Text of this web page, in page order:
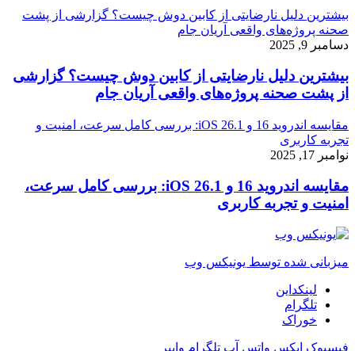
بیشترین دلیل نارضایتی از کابین دوش چیست؟ گزارشی از پشت
صحنه پروژه‌های واقعی آریان جام
دسامبر 9, 2025
بیشترین دلیل نارضایتی از کابین دوش چیست؟ گزارشی
از پشت صحنه پروژه‌های واقعی آریان جام
مقایسه اندروید 16 و iOS 26.1: بررسی کامل سرعت، امنیت و
تجربه کاربری
نوامبر 17, 2025
مقایسه اندروید 16 و iOS 26.1: بررسی کامل سرعت،
امنیت و تجربه کاربری
میزبانی شده توسط یونیکس وب
لینکداین
تلگرام
خوراک
فیسبوک ایکس واتس آپ تلگرام وایبر